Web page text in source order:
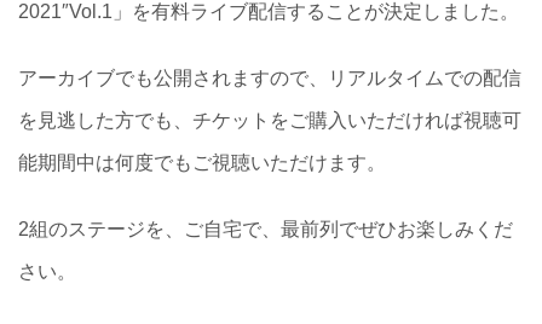
2021″Vol.1」を有料ライブ配信することが決定しました。
アーカイブでも公開されますので、リアルタイムでの配信
を見逃した方でも、チケットをご購入いただければ視聴可
能期間中は何度でもご視聴いただけます。
2組のステージを、ご自宅で、最前列でぜひお楽しみくだ
さい。